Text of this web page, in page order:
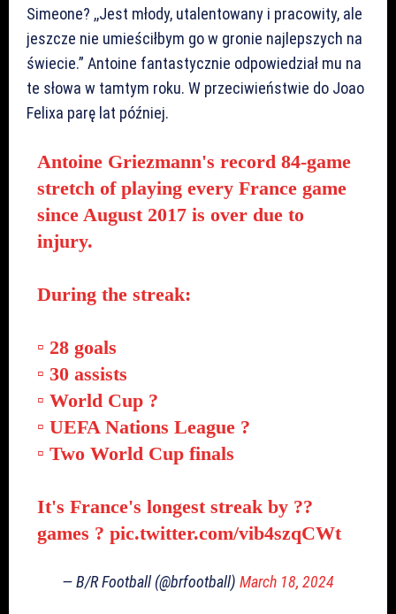
Simeone? ,,Jest młody, utalentowany i pracowity, ale
jeszcze nie umieściłbym go w gronie najlepszych na
świecie.” Antoine fantastycznie odpowiedział mu na
te słowa w tamtym roku. W przeciwieństwie do Joao
Felixa parę lat później.
Antoine Griezmann's record 84-game
stretch of playing every France game
since August 2017 is over due to
injury.
During the streak:
▫️ 28 goals
▫️ 30 assists
▫️ World Cup ?
▫️ UEFA Nations League ?
▫️ Two World Cup finals
It's France's longest streak by ??
games ? pic.twitter.com/vib4szqCWt
— B/R Football (@brfootball) March 18, 2024